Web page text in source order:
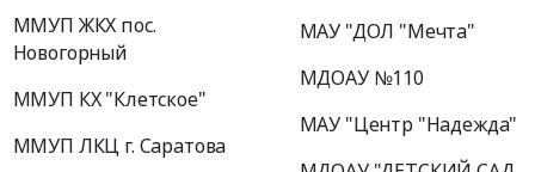
ММУП ЖКХ пос.
Новогорный
ММУП КХ "Клетское"
ММУП ЛКЦ г. Саратова
МАУ "ДОЛ "Мечта"
МДОАУ №110
МАУ "Центр "Надежда"